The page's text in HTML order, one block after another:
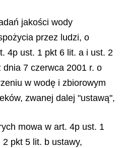
jakości wody
przez ludzi, o
4p ust. 1 pkt 6 lit. a i ust. 2
dnia 7 czerwca 2001 r. o
w wodę i zbiorowym
zwanej dalej "ustawą",
mowa w art. 4p ust. 1
pkt 5 lit. b ustawy,